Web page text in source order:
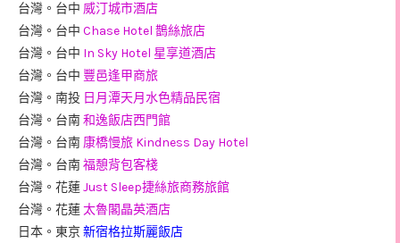
台灣。台中 威汀城市酒店
台灣。台中 Chase Hotel 鵲絲旅店
台灣。台中 In Sky Hotel 星享道酒店
台灣。台中 豐邑逢甲商旅
台灣。南投 日月潭天月水色精品民宿
台灣。台南和逸飯店西門館
台灣。台南 康橋慢旅 Kindness Day Hotel
台灣。台南福憩背包客棧
台灣。花蓮Just Sleep捷絲旅商務旅館
台灣。花蓮太魯閣晶英酒店
日本。東京新宿格拉斯麗飯店